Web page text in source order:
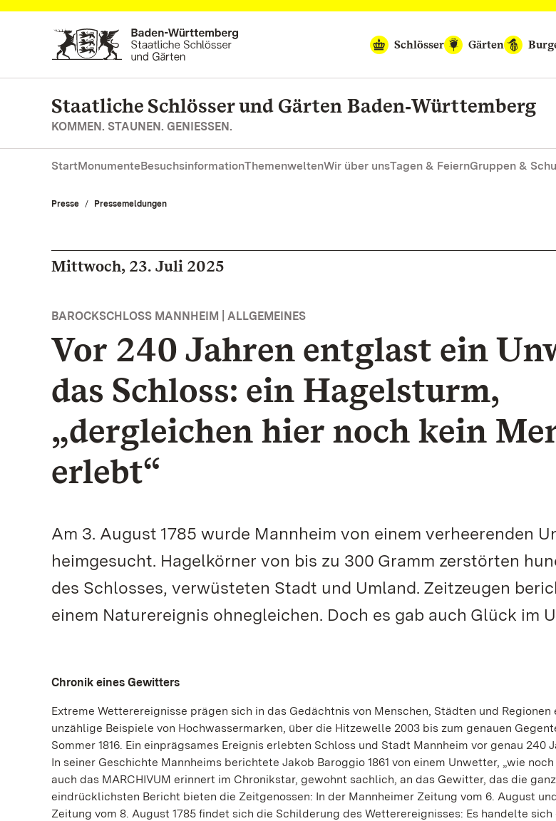
Zum Hauptinhalt springen
Schlösser
Gärten
Staatliche Schlösser und Gärten Baden‑Württemberg
KOMMEN. STAUNEN. GENIESSEN.
StartMonumenteBesuchsinformationThemenweltenWir über unsTagen & FeiernGruppen &
Presse Pressemeldungen
Mittwoch, 23. Juli 2025
BAROCKSCHLOSS MANNHEIM | ALLGEMEINES
Vor 240 Jahren entglast ein
das Schloss: ein Hagelsturm,
„dergleichen hier noch kein
erlebt“
Am 3. August 1785 wurde Mannheim von einem verheerenden
heimgesucht. Hagelkörner von bis zu 300 Gramm zerstörten
des Schlosses, verwüsteten Stadt und Umland. Zeitzeugen
einem Naturereignis ohnegleichen. Doch es gab auch Glück im
Chronik eines Gewitters
Extreme Wetterereignisse prägen sich in das Gedächtnis von Menschen, Städten und Regionen
unzählige Beispiele von Hochwassermarken, über die Hitzewelle 2003 bis zum genauen
Sommer 1816. Ein einprägsames Ereignis erlebten Schloss und Stadt Mannheim vor genau 240
In seiner Geschichte Mannheims berichtete Jakob Baroggio 1861 von einem Unwetter, „wie
auch das MARCHIVUM erinnert im Chronikstar, gewohnt sachlich, an das Gewitter, das die
eindrücklichsten Bericht bieten die Zeitgenossen: In der Mannheimer Zeitung vom 6. August
Zeitung vom 8. August 1785 findet sich die Schilderung des Wetterereignisses: Es handelte sich